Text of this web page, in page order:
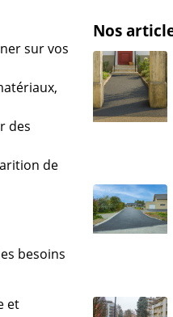
sur vos
des
de
besoins
et
Nos